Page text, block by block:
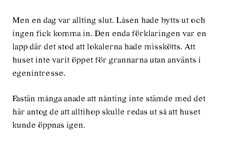
Men en dag var allting slut. Låsen hade bytts ut och
ingen fick komma in. Den enda förklaringen var en
lapp där det stod att lokalerna hade misskötts. Att
huset inte varit öppet för grannarna utan använts i
egenintresse.
Fastän många anade att nånting inte stämde med det
här antog de att alltihop skulle redas ut så att huset
kunde öppnas igen.